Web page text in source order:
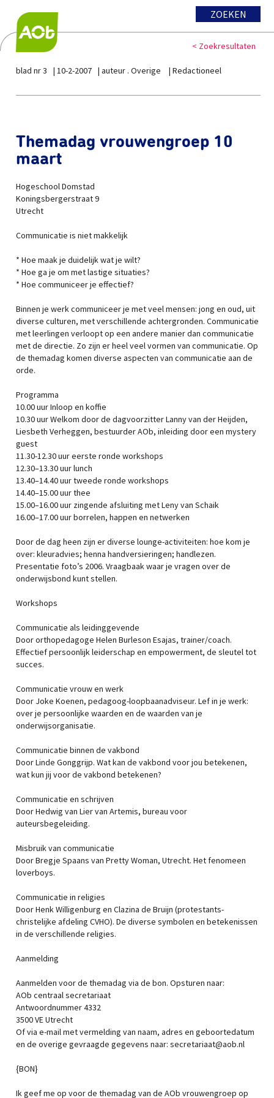
ZOEKEN
< Zoekresultaten
blad nr 3 10-2-2007 auteur . Overige Redactioneel
Themadag vrouwengroep 10
maart
Hogeschool Domstad
Koningsbergerstraat 9
Utrecht
Communicatie is niet makkelijk
* Hoe maak je duidelijk wat je wilt?
* Hoe ga je om met lastige situaties?
* Hoe communiceer je effectief?
Binnen je werk communiceer je met veel mensen: jong en oud, uit
diverse culturen, met verschillende achtergronden. Communicatie
met leerlingen verloopt op een andere manier dan communicatie
met de directie. Zo zijn er heel veel vormen van communicatie. Op
de themadag komen diverse aspecten van communicatie aan de
orde.
Programma
10.00 uur Inloop en koffie
10.30 uur Welkom door de dagvoorzitter Lanny van der Heijden,
Liesbeth Verheggen, bestuurder AOb, inleiding door een mystery
guest
11.30-12.30 uur eerste ronde workshops
12.30–13.30 uur lunch
13.40–14.40 uur tweede ronde workshops
14.40–15.00 uur thee
15.00–16.00 uur zingende afsluiting met Leny van Schaik
16.00–17.00 uur borrelen, happen en netwerken
Door de dag heen zijn er diverse lounge-activiteiten: hoe kom je
over: kleuradvies; henna handversieringen; handlezen.
Presentatie foto’s 2006. Vraagbaak waar je vragen over de
onderwijsbond kunt stellen.
Workshops
Communicatie als leidinggevende
Door orthopedagoge Helen Burleson Esajas, trainer/coach.
Effectief persoonlijk leiderschap en empowerment, de sleutel tot
succes.
Communicatie vrouw en werk
Door Joke Koenen, pedagoog-loopbaanadviseur. Lef in je werk:
over je persoonlijke waarden en de waarden van je
onderwijsorganisatie.
Communicatie binnen de vakbond
Door Linde Gonggrijp. Wat kan de vakbond voor jou betekenen,
wat kun jij voor de vakbond betekenen?
Communicatie en schrijven
Door Hedwig van Lier van Artemis, bureau voor
auteursbegeleiding.
Misbruik van communicatie
Door Bregje Spaans van Pretty Woman, Utrecht. Het fenomeen
loverboys.
Communicatie in religies
Door Henk Willigenburg en Clazina de Bruijn (protestants-
christelijke afdeling CVHO). De diverse symbolen en betekenissen
in de verschillende religies.
Aanmelding
Aanmelden voor de themadag via de bon. Opsturen naar:
AOb centraal secretariaat
Antwoordnummer 4332
3500 VE Utrecht
Of via e-mail met vermelding van naam, adres en geboortedatum
en de overige gevraagde gegevens naar: secretariaat@aob.nl
{BON}
Ik geef me op voor de themadag van de AOb vrouwengroep op